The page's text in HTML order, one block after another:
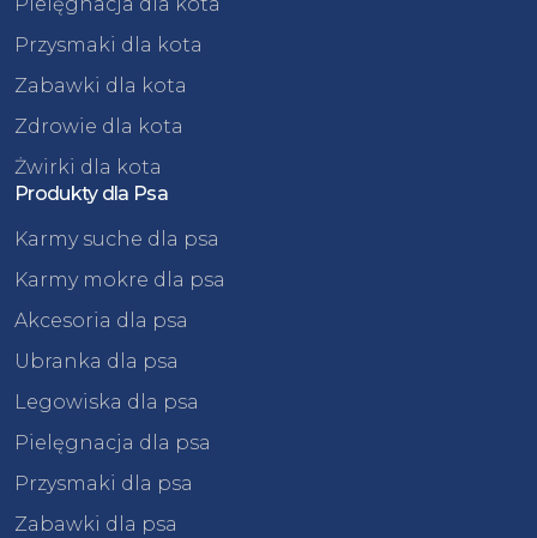
Przysmaki dla kota
Zabawki dla kota
Zdrowie dla kota
Żwirki dla kota
Produkty dla Psa
Karmy suche dla psa
Karmy mokre dla psa
Akcesoria dla psa
Ubranka dla psa
Legowiska dla psa
Pielęgnacja dla psa
Przysmaki dla psa
Zabawki dla psa